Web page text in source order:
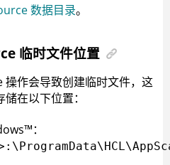
数据目录。
临时文件位置
操作会导致创建临时文件，这
在以下位置：
™：